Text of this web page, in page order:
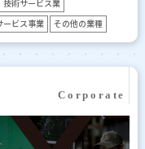
技術サービス業
ービス事業 その他の業種